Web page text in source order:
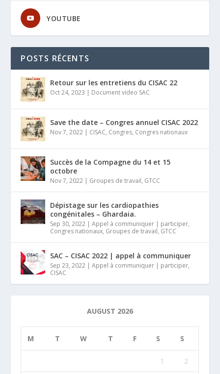
YOUTUBE
POSTS RÉCENTS
Retour sur les entretiens du CISAC 22
Oct 24, 2023 | Document video SAC
Save the date – Congres annuel CISAC 2022
Nov 7, 2022 | CISAC, Congres, Congres nationaux
Succès de la Compagne du 14 et 15
octobre
Nov 7, 2022 | Groupes de travail, GTCC
Dépistage sur les cardiopathies
congénitales – Ghardaia.
Sep 30, 2022 |Appel à communiquer | participer,
Congres nationaux, Groupes de travail, GTCC
SAC – CISAC 2022 | appel à communiquer
Sep 23, 2022 |Appel à communiquer | participer,
CISAC
AUGUST 2026
M T W T F S S
1 2